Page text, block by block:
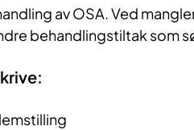
av OSA. Ved
behandlingstiltak som